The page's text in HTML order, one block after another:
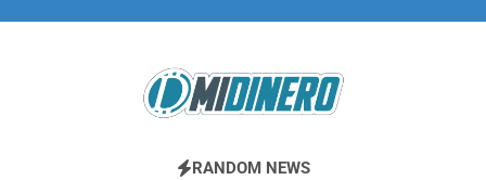
Midinero.co
Fintech, Criptomonedas
RANDOM NEWS